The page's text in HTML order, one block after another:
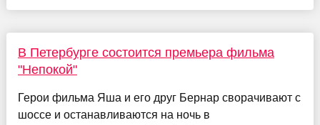
В Петербурге состоится премьера фильма
"Непокой"
Герои фильма Яша и его друг Бернар сворачивают с
шоссе и останавливаются на ночь в